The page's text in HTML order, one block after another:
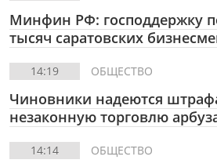
Минфин РФ: господдержку
тысяч саратовских
14:19 ОБЩЕСТВО
Чиновники надеются
незаконную торговлю
14:14 ОБЩЕСТВО